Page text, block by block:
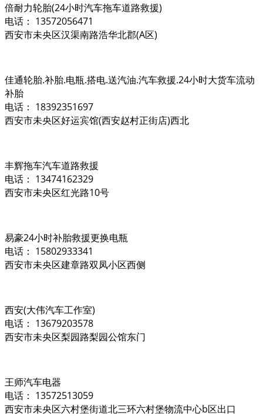
倍耐力轮胎(24小时汽车拖车道路救援)
电话： 13572056471
西安市未央区汉渠南路浩华北郡(A区)
佳通轮胎.补胎.电瓶.搭电.送汽油.汽车救援.24小时大货车流动
补胎
电话： 18392351697
西安市未央区好运宾馆(西安赵村正街店)西北
丰辉拖车汽车道路救援
电话： 13474162329
西安市未央区红光路10号
易豪24小时补胎救援更换电瓶
电话： 15802933341
西安市未央区建章路双凤小区西侧
西安(大伟汽车工作室)
电话： 13679203578
西安市未央区梨园路梨园公馆东门
王师汽车电器
电话： 13572513059
西安市未央区六村堡街道北三环六村堡物流中心b区出口